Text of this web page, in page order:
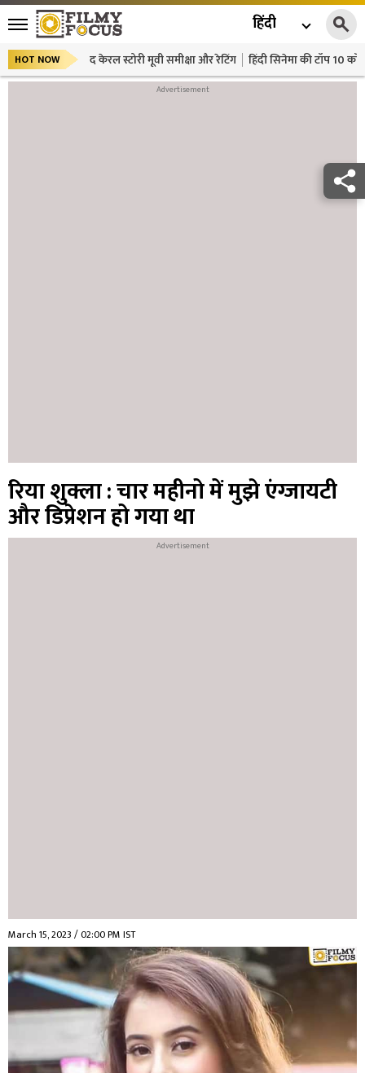
हिंदी
HOT NOW द केरल स्टोरी मूवी समीक्षा और रेटिंग हिंदी सिनेमा की टॉप 10
रिया शुक्ला : चार महीनो में मुझे एंग्जायटी
और डिप्रेशन हो गया था
March 15, 2023 / 02:00 PM IST